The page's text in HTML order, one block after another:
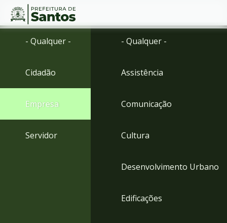
Ir
Ir
menu
Conteúdo
- Qualquer -
Cidadão
Empresa
Servidor
- Qualquer -
Assistência
Comunicação
Cultura
Desenvolvimento Urbano
Edificações